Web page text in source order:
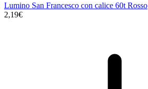
Lumino San Francesco con calice 60t Rosso
2,19€